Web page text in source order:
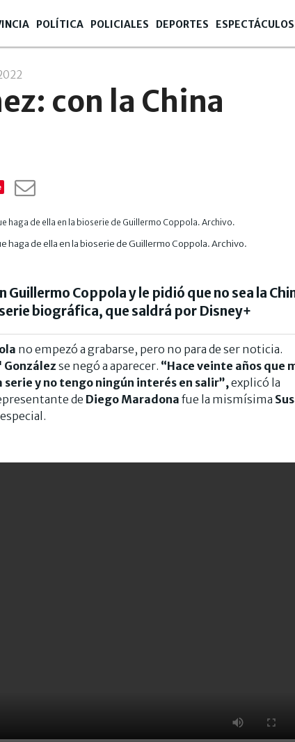
POLÍTICA POLICIALES DEPORTES ESPECTÁCULOS
con la China
haga de ella en la bioserie de Guillermo Coppola. Archivo.
Guillermo Coppola y le pidió que no sea la
biográfica, que saldrá por Disney+
no empezó a grabarse, pero no para de ser noticia.
se negó a aparecer. “Hace veinte años que
y no tengo ningún interés en salir”, explicó la
de Diego Maradona fue la mismísima